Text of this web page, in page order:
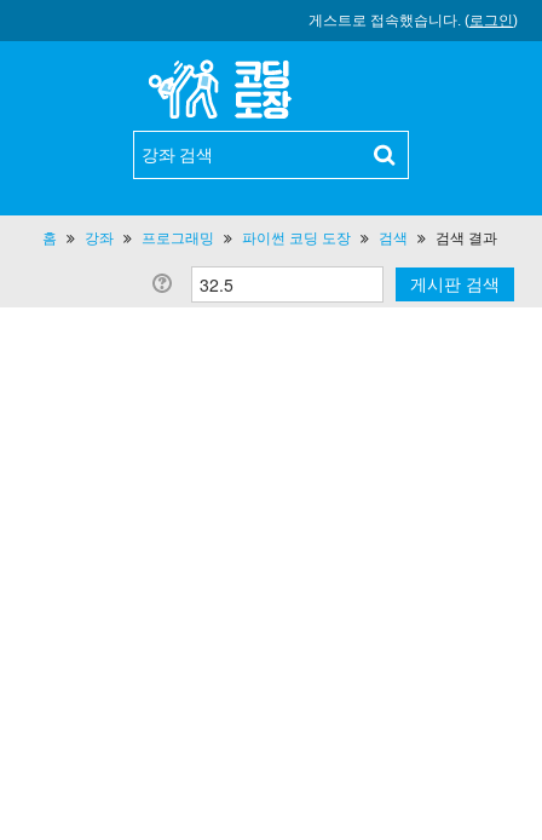
게스트로 접속했습니다. (로그인)
홈 강좌 프로그래밍 파이썬 코딩 도장 검색 검색 결과